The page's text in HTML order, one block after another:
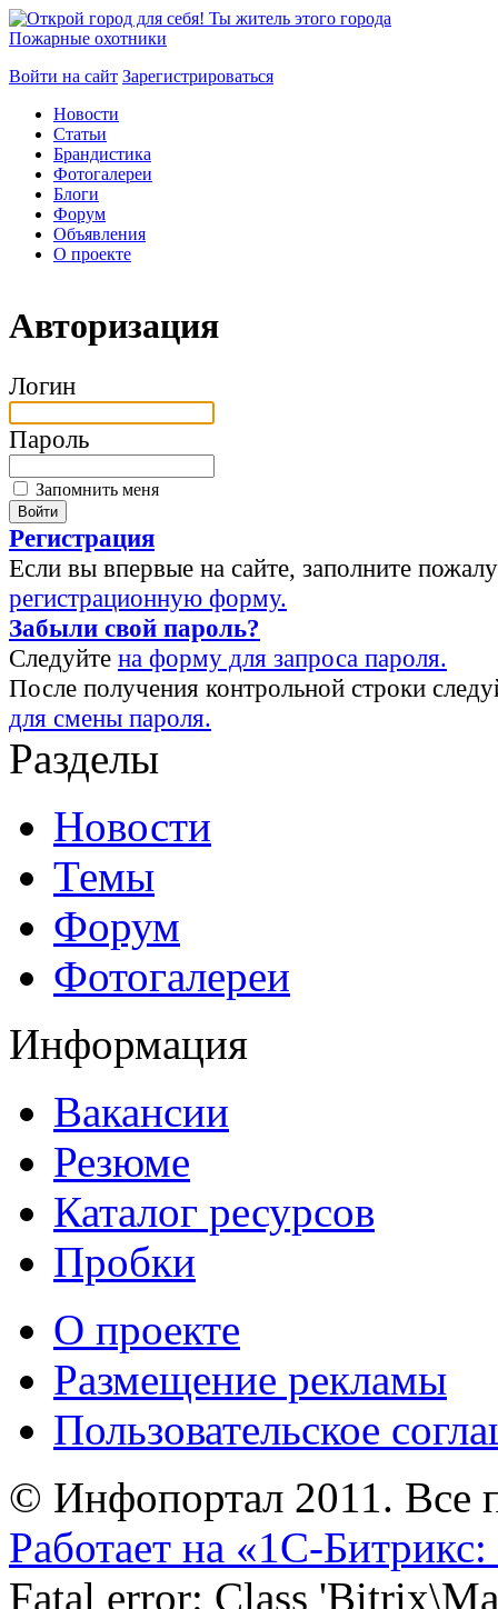
Пожарные охотники
Войти на сайт Зарегистрироваться
Новости
Статьи
Брандистика
Фотогалереи
Блоги
Форум
Объявления
О проекте
Авторизация
Логин
Пароль
Запомнить меня
Регистрация
Если вы впервые на сайте, заполните
регистрационную форму.
Забыли свой пароль?
Следуйте на форму для запроса пароля.
После получения контрольной строки
для смены пароля.
Разделы
Новости
Темы
Форум
Фотогалереи
Информация
Вакансии
Резюме
Каталог ресурсов
Пробки
О проекте
Размещение рекламы
Пользовательское
© Инфопортал 2011. Все
Работает на «1С-
Fatal error: Class